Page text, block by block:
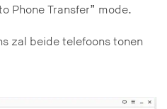
Phone Transfer” mode.
zal beide telefoons tonen